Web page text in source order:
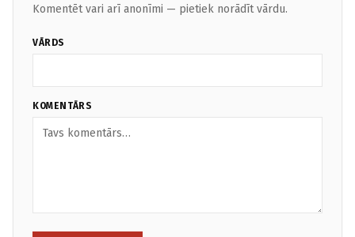
Komentēt vari arī anonīmi — pietiek norādīt vārdu.
VĀRDS
KOMENTĀRS